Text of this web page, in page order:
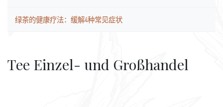
绿茶的健康疗法：缓解4种常见症状
Tee Einzel- und Großhandel